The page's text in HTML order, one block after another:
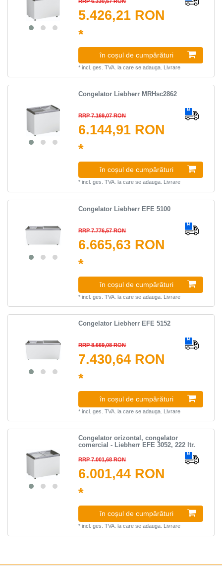
5.426,21 RON
*
în coșul de cumpărături
*incl. ges. TVA. la care se adauga. Livrare
Congelator Liebherr MRHsc2862
RRP 7.169,07 RON
6.144,91 RON
*
în coșul de cumpărături
*incl. ges. TVA. la care se adauga. Livrare
Congelator Liebherr EFE 5100
RRP 7.776,57 RON
6.665,63 RON
*
în coșul de cumpărături
*incl. ges. TVA. la care se adauga. Livrare
Congelator Liebherr EFE 5152
RRP 8.669,08 RON
7.430,64 RON
*
în coșul de cumpărături
*incl. ges. TVA. la care se adauga. Livrare
Сongelator orizontal, congelator
comercial - Liebherr EFE 3052, 222 ltr.
RRP 7.001,68 RON
6.001,44 RON
*
în coșul de cumpărături
*incl. ges. TVA. la care se adauga. Livrare